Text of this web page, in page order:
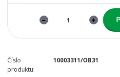
Číslo
produktu:
10003311/OB31